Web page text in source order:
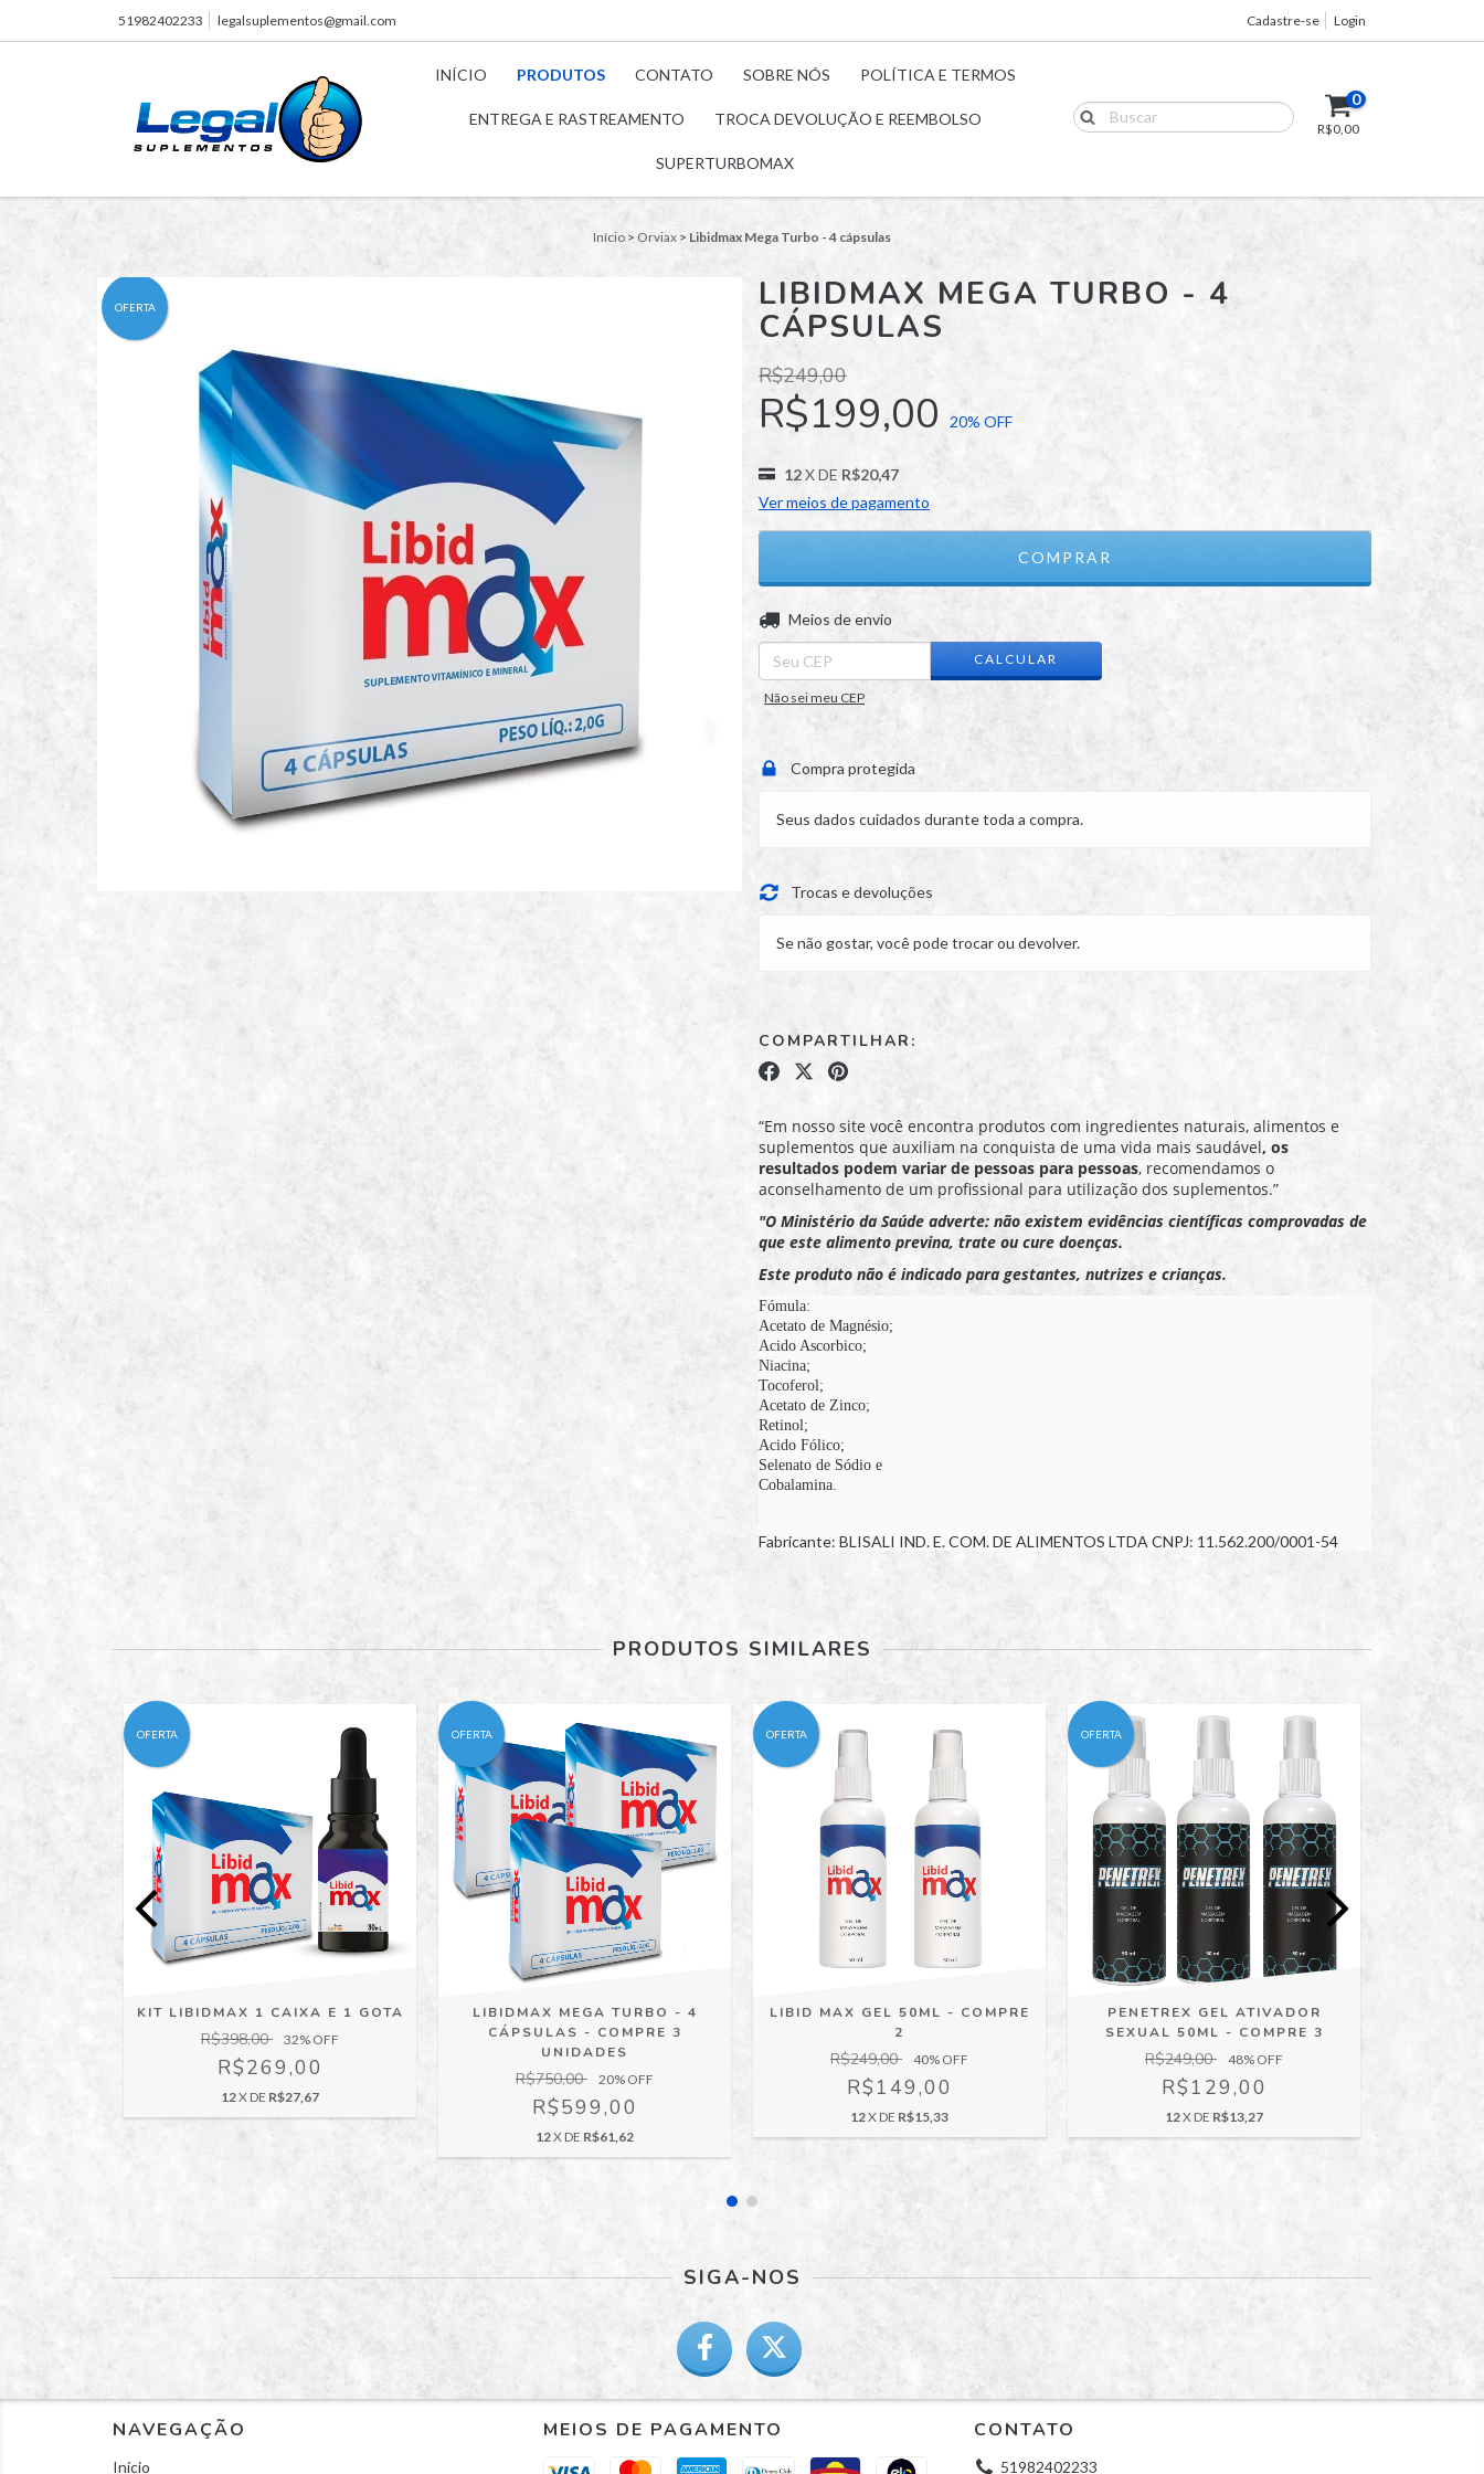
51982402233 legalsuplementos@gmail.com Cadastre-se Login
INÍCIO PRODUTOS CONTATO SOBRE NÓS POLÍTICA E TERMOS
ENTREGA E RASTREAMENTO TROCA DEVOLUÇÃO E REEMBOLSO
SUPERTURBOMAX
0
R$0,00
Início > Orviax > Libidmax Mega Turbo - 4 cápsulas
OFERTA LIBIDMAX MEGA TURBO - 4
CÁPSULAS
R$249,00
R$199,00 20% OFF
12X DE R$20,47
Ver meios de pagamento
Entregas para o CEP:
Meios de envio
CALCULAR
Não sei meu CEP
Compra protegida
Seus dados cuidados durante toda a compra.
Trocas e devoluções
Se não gostar, você pode trocar ou devolver.
COMPARTILHAR:
“Em nosso site você encontra produtos com ingredientes naturais, alimentos e
suplementos que auxiliam na conquista de uma vida mais saudável, os
resultados podem variar de pessoas para pessoas, recomendamos o
aconselhamento de um profissional para utilização dos suplementos.”
"O Ministério da Saúde adverte: não existem evidências científicas comprovadas de
que este alimento previna, trate ou cure doenças.
Este produto não é indicado para gestantes, nutrizes e crianças.
Fómula:
Acetato de Magnésio;
Acido Ascorbico;
Niacina;
Tocoferol;
Acetato de Zinco;
Retinol;
Acido Fólico;
Selenato de Sódio e
Cobalamina.
Fabricante: BLISALI IND. E. COM. DE ALIMENTOS LTDA CNPJ: 11.562.200/0001-54
PRODUTOS SIMILARES
OFERTA
KIT LIBIDMAX 1 CAIXA E 1 GOTA
R$398,00 32% OFF
R$269,00
12X DE R$27,67
OFERTA
LIBIDMAX MEGA TURBO - 4
CÁPSULAS - COMPRE 3
UNIDADES
R$750,00 20% OFF
R$599,00
12X DE R$61,62
OFERTA
LIBID MAX GEL 50ML - COMPRE
2
R$249,00 40% OFF
R$149,00
12X DE R$15,33
OFERTA
PENETREX GEL ATIVADOR
SEXUAL 50ML - COMPRE 3
R$249,00 48% OFF
R$129,00
12X DE R$13,27
SIGA-NOS
NAVEGAÇÃO
Início
MEIOS DE PAGAMENTO CONTATO
51982402233